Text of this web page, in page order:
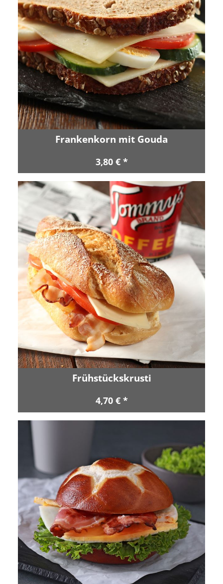
Frankenkorn mit Gouda
3,80 € *
Frühstückskrusti
4,70 € *